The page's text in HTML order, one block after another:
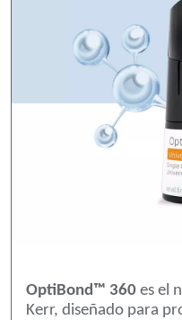
OptiBond™ 360 es el
Kerr, diseñado para